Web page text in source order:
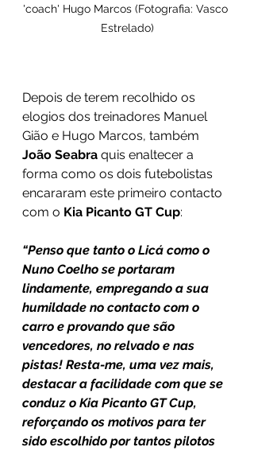
'coach' Hugo Marcos (Fotografia: Vasco
Estrelado)
Depois de terem recolhido os
elogios dos treinadores Manuel
Gião e Hugo Marcos, também
João Seabra quis enaltecer a
forma como os dois futebolistas
encararam este primeiro contacto
com o Kia Picanto GT Cup:
“Penso que tanto o Licá como o
Nuno Coelho se portaram
lindamente, empregando a sua
humildade no contacto com o
carro e provando que são
vencedores, no relvado e nas
pistas! Resta-me, uma vez mais,
destacar a facilidade com que se
conduz o Kia Picanto GT Cup,
reforçando os motivos para ter
sido escolhido por tantos pilotos